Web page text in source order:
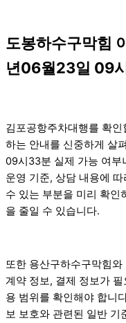
도봉하수구막힘
년06월23일 09
김포공항주차대행를 확
하는 안내를 신중하게 살
09시33분 실제 가능 여부
운영 기준, 상담 내용에
수 있는 부분을 미리 확인
을 줄일 수 있습니다.
또한 용산구하수구막힘
계약 정보, 결제 정보가
용 범위를 확인해야 합니
보 보호와 관련된 일반 기